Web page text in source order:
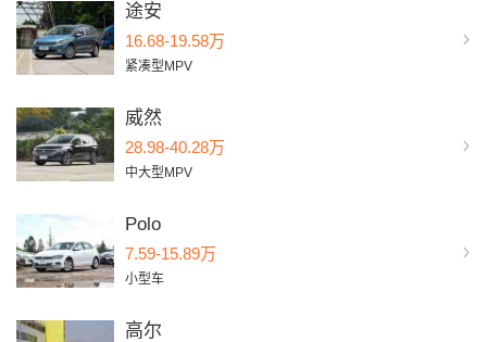
途安
16.68-19.58万
紧凑型MPV
威然
28.98-40.28万
中大型MPV
Polo
7.59-15.89万
小型车
高尔